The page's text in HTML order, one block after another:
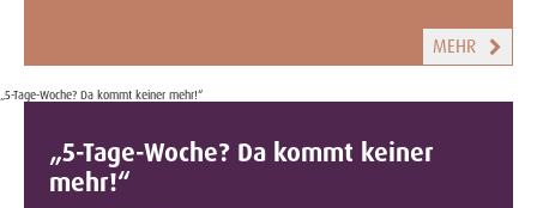
MEHR
„5-Tage-Woche? Da kommt keiner mehr!“
„5-Tage-Woche? Da kommt keiner
mehr!“